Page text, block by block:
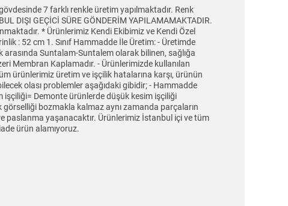
7 farklı renkle üretim yapılmaktadır. Renk
DIŞI GEÇİCİ SÜRE GÖNDERİM YAPILAMAMAKTADIR.
* Ürünlerimiz Kendi Ekibimiz ve Kendi Özel
: 52 cm 1. Sınıf Hammadde İle Üretim: - Üretimde
arasında Suntalam-Suntalem olarak bilinen, sağlığa
Membran Kaplamadır. - Ürünlerimizde kullanılan
ürünlerimiz üretim ve işçilik hatalarına karşı, ürünün
olası problemler aşağıdaki gibidir; - Hammadde
işçiliği= Demonte ürünlerde düşük kesim işçiliği
bozmakla kalmaz aynı zamanda parçaların
paslanma yaşanacaktır. Ürünlerimiz İstanbul içi ve tüm
ürün alamıyoruz.